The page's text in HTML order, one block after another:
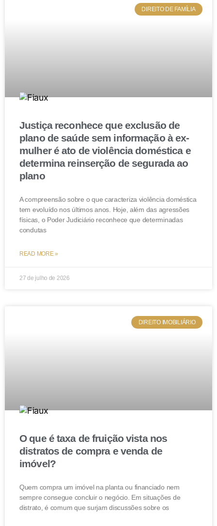
(STJ – REsp: 1362400 SP 2012/0219242-9, Relator:
Conclusão
Quando se trata de testamento, as regras podem
confundir um pouco quem deseja deixar um
documento com todas suas vontades para doação dos
seus bens após a morte.
Brasil, é essencial procurar um advogado especialista
em Direito Sucessório do país em que os bens estão
situados. Só assim será possível resguardar que a
sua vontade.
DIREITO DE FAMÍLIA
Justiça reconhece que exclusão de
plano de saúde sem informação à ex-
mulher é ato de violência doméstica e
determina reinserção de segurada ao
plano
A compreensão sobre o que caracteriza violência doméstica
tem evoluído nos últimos anos. Hoje, além das agressões
físicas, o Poder Judiciário reconhece que determinadas
condutas
READ MORE »
27 de julho de 2026
DIREITO IMOBILIÁRIO
O que é taxa de fruição vista nos
distratos de compra e venda de
imóvel?
Quem compra um imóvel na planta ou financiado nem
sempre consegue concluir o negócio. Em situações de
distrato, é comum que surjam discussões sobre os